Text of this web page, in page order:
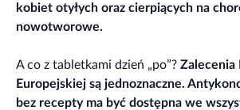
kobiet otyłych oraz cierpiących na
nowotworowe.
A co z tabletkami dzień „po”? Zalecenia
Europejskiej są jednoznaczne.
bez recepty ma być dostępna we